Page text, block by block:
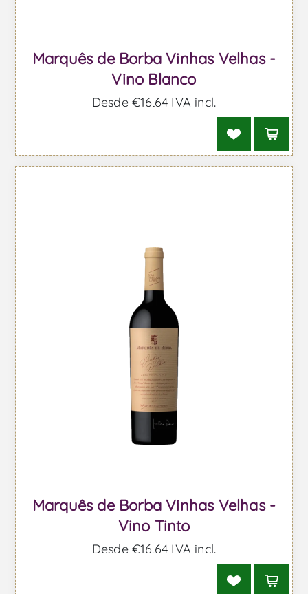
Marquês de Borba Vinhas Velhas -
Vino Blanco
Desde €16,64 IVA incl.
Marquês de Borba Vinhas Velhas -
Vino Tinto
Desde €16,64 IVA incl.